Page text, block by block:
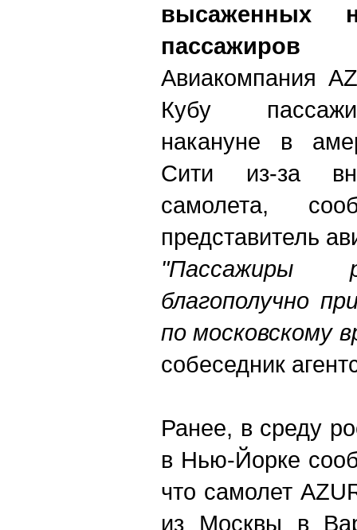
высаженных
пассажиров
Авиакомпания
Кубу
накануне в
Сити из-за
самолета,
представитель
благополучно
по московскому
собеседник
Ранее, в среду
в Нью-Йорке
что самолет
из Москвы в